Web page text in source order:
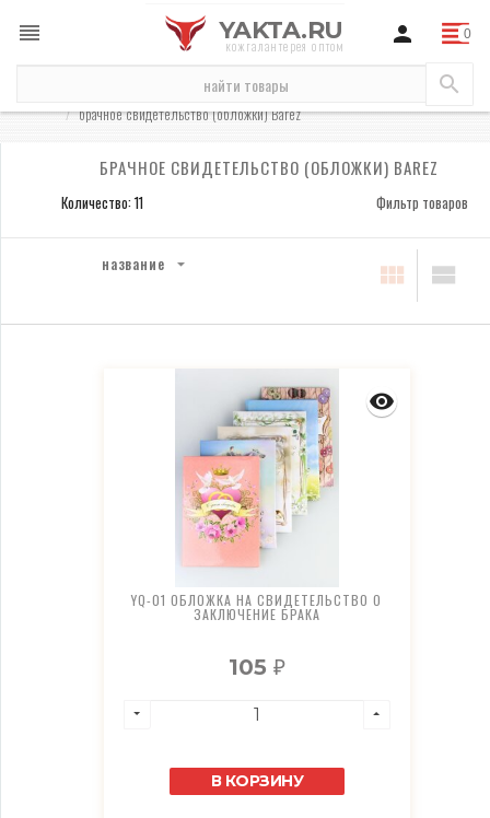
YAKTA.RU
кожгалантерея оптом
обложки Barez
брачное свидетельство (обложки) Barez
БРАЧНОЕ СВИДЕТЕЛЬСТВО (ОБЛОЖКИ) BAREZ
Количество: 11 Фильтр товаров
название
YQ-01 ОБЛОЖКА НА СВИДЕТЕЛЬСТВО О
ЗАКЛЮЧЕНИЕ БРАКА
105 ₽
В КОРЗИНУ